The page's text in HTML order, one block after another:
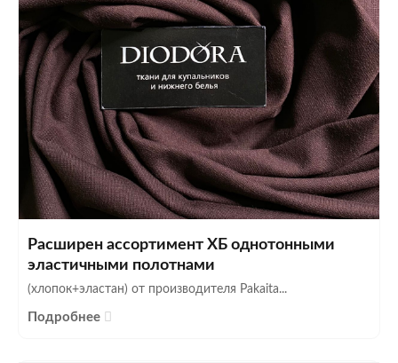
Расширен ассортимент ХБ однотонными
эластичными полотнами
(хлопок+эластан) от производителя Pakaita...
Подробнее